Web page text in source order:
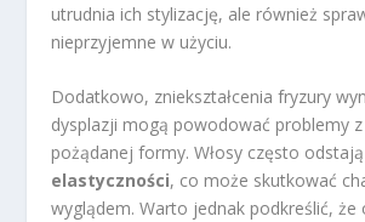
utrudnia ich stylizację, ale również
nieprzyjemne w użyciu.
Dodatkowo, zniekształcenia fryzury
dysplazji mogą powodować problemy
pożądanej formy. Włosy często
elastyczności, co może skutkować
wyglądem. Warto jednak podkreślić, że